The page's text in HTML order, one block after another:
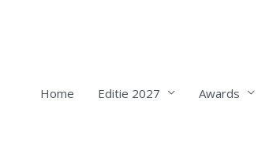
Home Editie 2027 Awards